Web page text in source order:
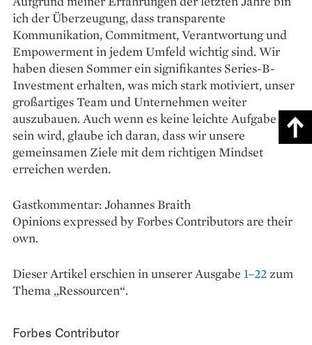
ich der Überzeugung, dass transparente
Kommunikation, Commitment, Verantwortung und
Empowerment in jedem Umfeld wichtig sind. Wir
haben diesen Sommer ein signifikantes Series-B-
Investment erhalten, was mich stark motiviert, unser
großartiges Team und Unter­nehmen weiter
auszubauen. Auch wenn es keine leichte Aufgabe
sein wird, glaube ich daran, dass wir unsere
gemeinsamen Ziele mit dem richtigen Mindset
erreichen werden.
Gastkommentar: Johannes Braith
Opinions expressed by Forbes Contributors are their
own.
Dieser Artikel erschien in unserer Ausgabe 1–22zum
Thema „Ressourcen“.
Forbes Contributor